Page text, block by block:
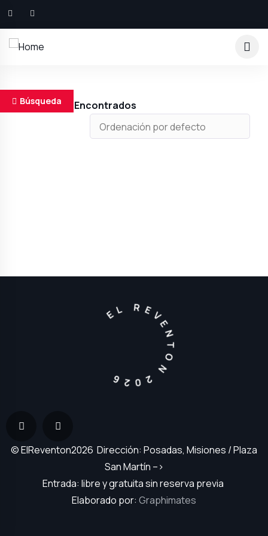
Búsqueda
Resultados Encontrados
EL REVENTON 2026
© ElReventon2026 Dirección: Posadas, Misiones / Plaza
San Martín –>
Entrada: libre y gratuita sin reserva previa
Elaborado por: Graphimates